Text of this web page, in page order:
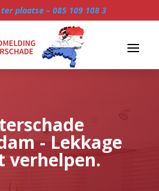
plaatse – 085 109 108 3
- Lekkage
verhelpen.